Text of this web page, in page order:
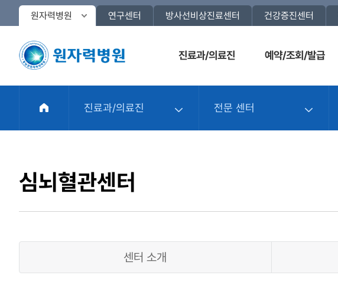
원자력병원 연구센터 방사선비상진료센터 건강증진센터
진료과/의료진 예약/조회/발급
진료과/의료진 전문 센터
센터 소개